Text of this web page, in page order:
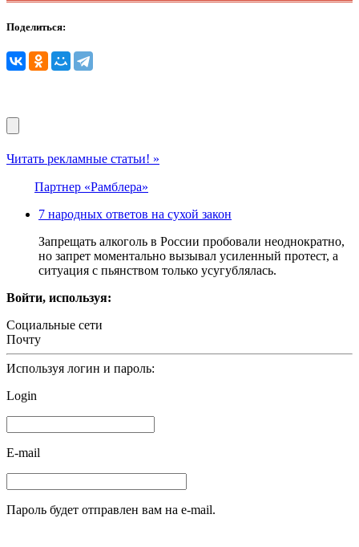
Поделиться:
Читать рекламные статьи! »
Партнер «Рамблера»
7 народных ответов на сухой закон
Запрещать алкоголь в России пробовали неоднократно,
но запрет моментально вызывал усиленный протест, а
ситуация с пьянством только усугублялась.
Войти, используя:
Социальные сети
Почту
Используя логин и пароль:
Login
E-mail
Пароль будет отправлен вам на e-mail.